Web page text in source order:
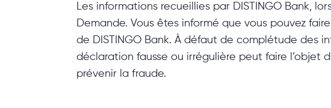
Les informations recueillies par DISTINGO Bank,
Demande. Vous êtes informé que vous pouvez
de DISTINGO Bank. À défaut de complétude des
déclaration fausse ou irrégulière peut faire l’objet
prévenir la fraude.